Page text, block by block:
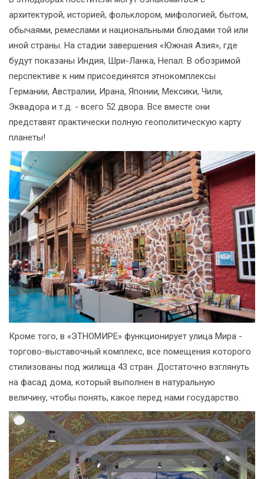
архитектурой, историей, фольклором, мифологией, бытом,
обычаями, ремеслами и национальными блюдами той или
иной страны. На стадии завершения «Южная Азия», где
будут показаны Индия, Шри-Ланка, Непал. В обозримой
перспективе к ним присоединятся этнокомплексы
Германии, Австралии, Ирана, Японии, Мексики, Чили,
Эквадора и т.д. - всего 52 двора. Все вместе они
представят практически полную геополитическую карту
планеты!
Кроме того, в «ЭТНОМИРЕ» функционирует улица Мира -
торгово-выставочный комплекс, все помещения которого
стилизованы под жилища 43 стран. Достаточно взглянуть
на фасад дома, который выполнен в натуральную
величину, чтобы понять, какое перед нами государство.